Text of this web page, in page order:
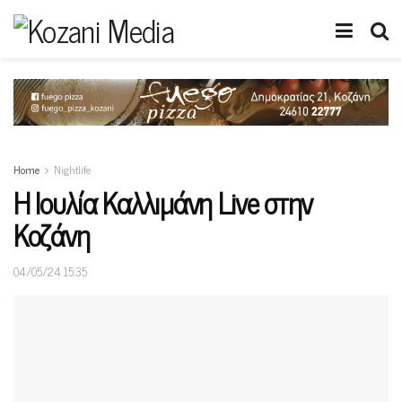
Home Nightlife
Η Ιουλία Καλλιμάνη Live στην
Κοζάνη
04/05/24 15:35